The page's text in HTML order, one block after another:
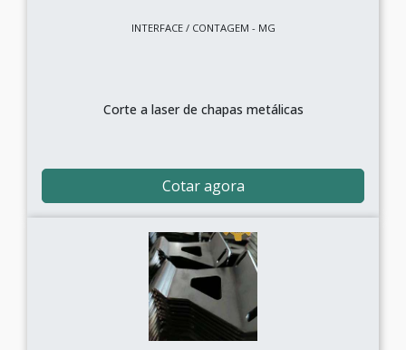
INTERFACE / CONTAGEM - MG
Corte a laser de chapas metálicas
Cotar agora